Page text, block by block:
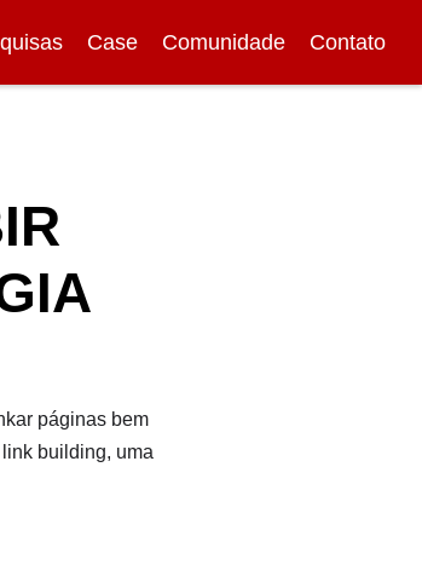
Case Comunidade Contato
páginas bem
building, uma